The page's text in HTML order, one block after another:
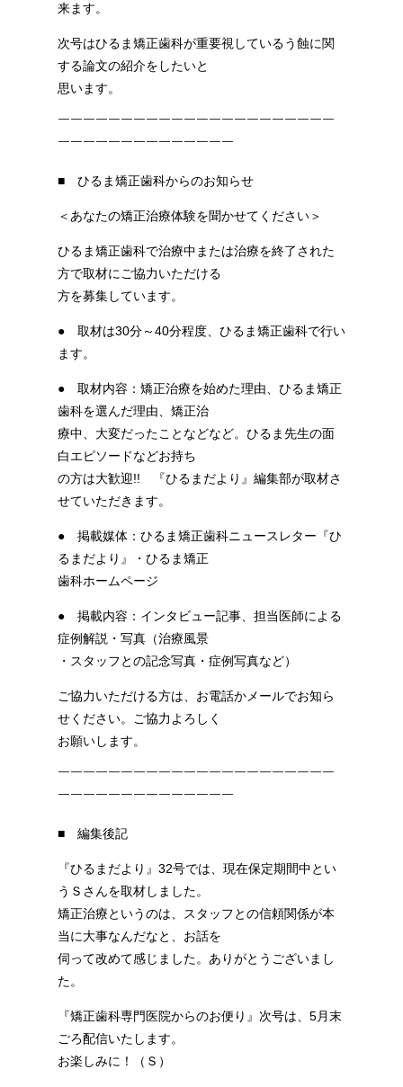
来ます。
次号はひるま矯正歯科が重要視しているう蝕に関
する論文の紹介をしたいと
思います。
￣￣￣￣￣￣￣￣￣￣￣￣￣￣￣￣￣￣￣￣￣￣
￣￣￣￣￣￣￣￣￣￣￣￣￣￣
■ ひるま矯正歯科からのお知らせ
＜あなたの矯正治療体験を聞かせてください＞
ひるま矯正歯科で治療中または治療を終了された
方で取材にご協力いただける
方を募集しています。
● 取材は30分～40分程度、ひるま矯正歯科で行い
ます。
● 取材内容：矯正治療を始めた理由、ひるま矯正
歯科を選んだ理由、矯正治
療中、大変だったことなどなど。ひるま先生の面
白エピソードなどお持ち
の方は大歓迎!! 『ひるまだより』編集部が取材さ
せていただきます。
● 掲載媒体：ひるま矯正歯科ニュースレター『ひ
るまだより』・ひるま矯正
歯科ホームページ
● 掲載内容：インタビュー記事、担当医師による
症例解説・写真（治療風景
・スタッフとの記念写真・症例写真など）
ご協力いただける方は、お電話かメールでお知ら
せください。ご協力よろしく
お願いします。
￣￣￣￣￣￣￣￣￣￣￣￣￣￣￣￣￣￣￣￣￣￣
￣￣￣￣￣￣￣￣￣￣￣￣￣￣
■ 編集後記
『ひるまだより』32号では、現在保定期間中とい
うＳさんを取材しました。
矯正治療というのは、スタッフとの信頼関係が本
当に大事なんだなと、お話を
伺って改めて感じました。ありがとうございまし
た。
『矯正歯科専門医院からのお便り』次号は、5月末
ごろ配信いたします。
お楽しみに！（Ｓ）